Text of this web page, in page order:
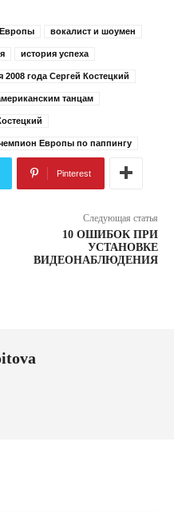
Европы вокалист и шоумен
история успеха
года Сергей Костецкий
танцам
Европы по паппингу
Pinterest
Следующая статья
10 ОШИБОК ПРИ
УСТАНОВКЕ
ВИДЕОНАБЛЮДЕНИЯ